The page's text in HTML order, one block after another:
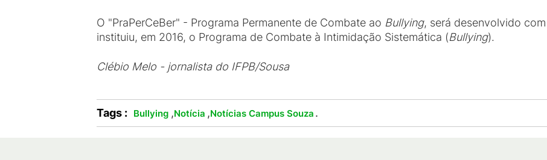
O "PraPerCeBer" - Programa Permanente de Combate ao Bullying, será desenvolvido
instituiu, em 2016, o Programa de Combate à Intimidação Sistemática (Bullying).
Clébio Melo - jornalista do IFPB/Sousa
Tags : Bullying ,Notícia ,Notícias Campus Souza .